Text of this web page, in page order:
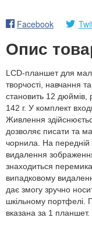
Facebook
Опис
LCD-планшет для
творчості, навчання
становить 12
142 г. У комплект
Живлення
дозволяє писати та
чорнила. На
видалення
знаходиться
випадковому
дає змогу зручно
шкільному портфелі.
вказана за 1 планшет.